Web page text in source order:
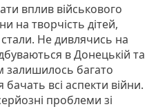
вплив військового
на творчість дітей,
Не дивлячись на
в Донецькій та
залишилось багато
бачать всі аспекти війни.
проблеми зі